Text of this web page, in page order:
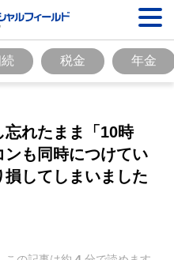
税金 年金
忘れたまま「10時
ンも同時につけてい
してしまいました